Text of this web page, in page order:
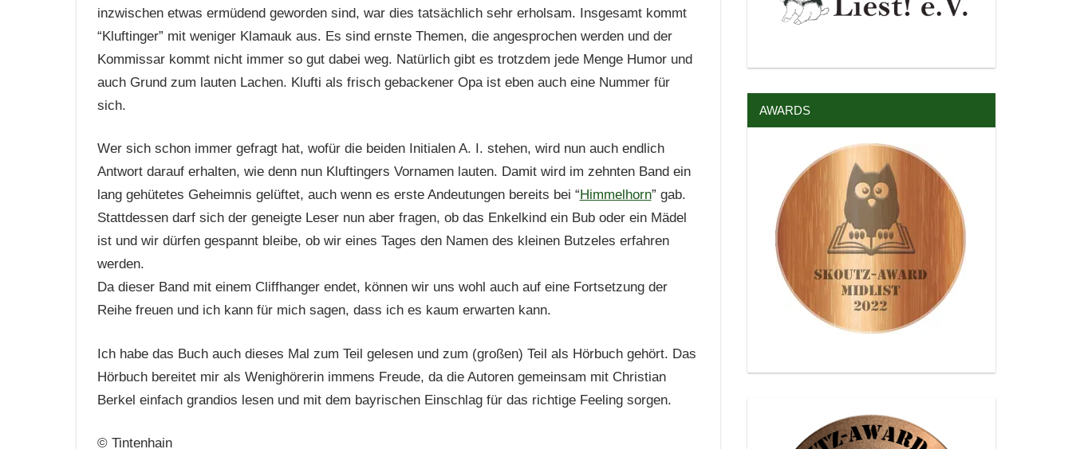
inzwischen etwas ermüdend geworden sind, war dies tatsächlich sehr erholsam. Insgesamt kommt
“Kluftinger” mit weniger Klamauk aus. Es sind ernste Themen, die angesprochen werden und der
Kommissar kommt nicht immer so gut dabei weg. Natürlich gibt es trotzdem jede Menge Humor und
auch Grund zum lauten Lachen. Klufti als frisch gebackener Opa ist eben auch eine Nummer für
sich.
Wer sich schon immer gefragt hat, wofür die beiden Initialen A. I. stehen, wird nun auch endlich
Antwort darauf erhalten, wie denn nun Kluftingers Vornamen lauten. Damit wird im zehnten Band ein
lang gehütetes Geheimnis gelüftet, auch wenn es erste Andeutungen bereits bei “ Himmelhorn” gab.
Stattdessen darf sich der geneigte Leser nun aber fragen, ob das Enkelkind ein Bub oder ein Mädel
ist und wir dürfen gespannt bleibe, ob wir eines Tages den Namen des kleinen Butzeles erfahren
werden.
Da dieser Band mit einem Cliffhanger endet, können wir uns wohl auch auf eine Fortsetzung der
Reihe freuen und ich kann für mich sagen, dass ich es kaum erwarten kann.
Ich habe das Buch auch dieses Mal zum Teil gelesen und zum (großen) Teil als Hörbuch gehört. Das
Hörbuch bereitet mir als Wenighörerin immens Freude, da die Autoren gemeinsam mit Christian
Berkel einfach grandios lesen und mit dem bayrischen Einschlag für das richtige Feeling sorgen.
© Tintenhain
AWARDS